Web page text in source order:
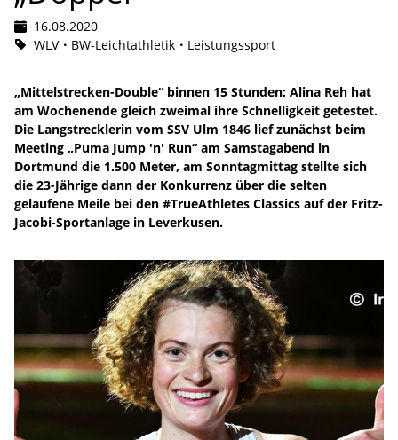
16.08.2020
WLV
BW-Leichtathletik Leistungssport
„Mittelstrecken-Double“ binnen 15 Stunden: Alina Reh hat
am Wochenende gleich zweimal ihre Schnelligkeit getestet.
Die Langstrecklerin vom SSV Ulm 1846 lief zunächst beim
Meeting „Puma Jump 'n' Run“ am Samstagabend in
Dortmund die 1.500 Meter, am Sonntagmittag stellte sich
die 23-Jährige dann der Konkurrenz über die selten
gelaufene Meile bei den #TrueAthletes Classics auf der Fritz-
Jacobi-Sportanlage in Leverkusen.